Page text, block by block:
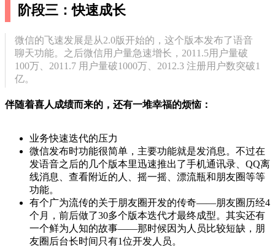
阶段三：快速成长
微信的飞速发展是从2.0版开始的，这个版本发布了语音
聊天功能。之后微信用户量急速增长，2011.5用户量破
100万、2011.7 用户量破1000万、2012.3 注册用户数突破1
亿。
伴随着喜人成绩而来的，还有一堆幸福的烦恼：
业务快速迭代的压力
微信发布时功能很简单，主要功能就是发消息。不过在
发语音之后的几个版本里迅速推出了手机通讯录、QQ离
线消息、查看附近的人、摇一摇、漂流瓶和朋友圈等等
功能。
有个广为流传的关于朋友圈开发的传奇——朋友圈历经4
个月，前后做了30多个版本迭代才最终成型。其实还有
一个鲜为人知的故事——那时候因为人员比较短缺，朋
友圈后台长时间只有1位开发人员。